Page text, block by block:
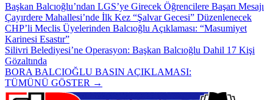
Başkan Balcıoğlu’ndan LGS’ye Girecek Öğrencilere Başarı Mesajı
Çayırdere Mahallesi’nde İlk Kez “Şalvar Gecesi” Düzenlenecek
CHP’li Meclis Üyelerinden Balcıoğlu Açıklaması: “Masumiyet
Karinesi Esastır”
Silivri Belediyesi’ne Operasyon: Başkan Balcıoğlu Dahil 17 Kişi
Gözaltında
BORA BALCIOĞLU BASIN AÇIKLAMASI:
TÜMÜNÜ GÖSTER →